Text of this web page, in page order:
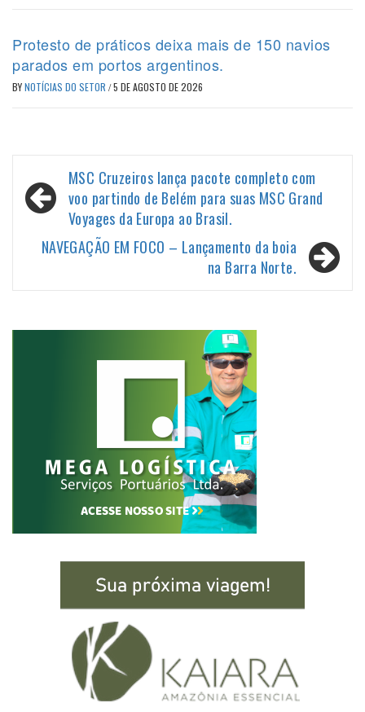
Protesto de práticos deixa mais de 150 navios
parados em portos argentinos.
BYNOTÍCIAS DO SETOR /5 DE AGOSTO DE 2026
Navegação
de
MSC Cruzeiros lança pacote completo com
voo partindo de Belém para suas MSC Grand
Voyages da Europa ao Brasil.
NAVEGAÇÃO EM FOCO – Lançamento da boia
na Barra Norte.